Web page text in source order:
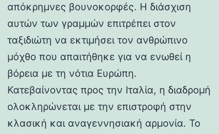
απόκρημνες βουνοκορφές. Η διάσχιση
αυτών των γραμμών επιτρέπει στον
ταξιδιώτη να εκτιμήσει τον ανθρώπινο
μόχθο που απαιτήθηκε για να ενωθεί η
βόρεια με τη νότια Ευρώπη.
Κατεβαίνοντας προς την Ιταλία, η διαδρομή
ολοκληρώνεται με την επιστροφή στην
κλασική και αναγεννησιακή αρμονία. Το